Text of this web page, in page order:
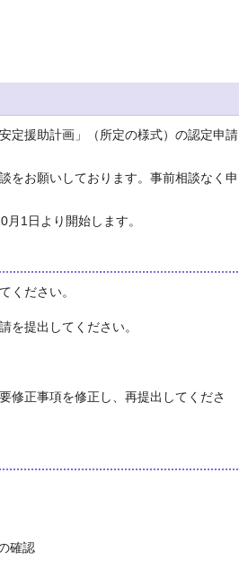
定援助計画」（所定の様式）の認定申請
をお願いしております。事前相談なく申
1日より開始します。
ください。
を提出してください。
修正事項を修正し、再提出してくださ
確認